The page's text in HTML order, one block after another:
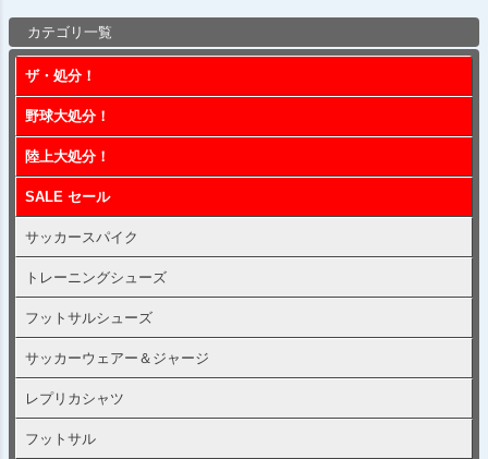
カテゴリ一覧
ザ・処分！
野球大処分！
陸上大処分！
SALE セール
サッカースパイク
トレーニングシューズ
フットサルシューズ
サッカーウェアー＆ジャージ
レプリカシャツ
フットサル
ップ